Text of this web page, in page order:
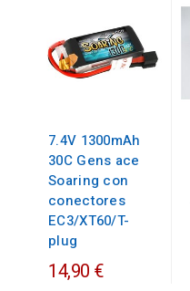
7.4V 1300mAh
30C Gens ace
Soaring con
conectores
EC3/XT60/T-
plug
14,90 €